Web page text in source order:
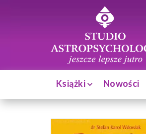
Książki Nowości